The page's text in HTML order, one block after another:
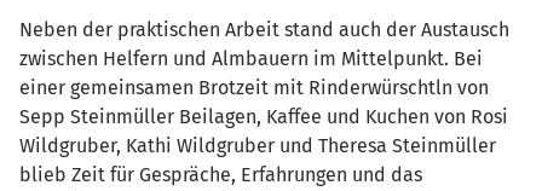
Neben der praktischen Arbeit stand auch der Austausch
zwischen Helfern und Almbauern im Mittelpunkt. Bei
einer gemeinsamen Brotzeit mit Rinderwürschtln von
Sepp Steinmüller Beilagen, Kaffee und Kuchen von Rosi
Wildgruber, Kathi Wildgruber und Theresa Steinmüller
blieb Zeit für Gespräche, Erfahrungen und das